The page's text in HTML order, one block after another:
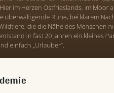
im Herzen Ostfrieslands, im Moor
überwältigende Ruhe, bei klarem
die die Nähe des Menschen
in fast 20 Jahren ein kleines
einfach „Urlauber“.